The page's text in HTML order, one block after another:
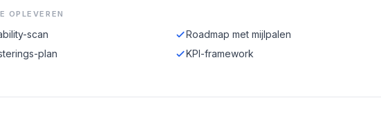
OPLEVEREN
scan
Roadmap met mijlpalen
plan
KPI-framework